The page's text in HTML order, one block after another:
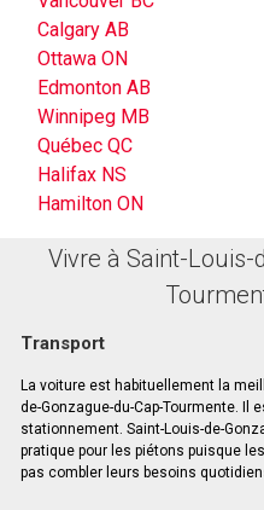
Calgary AB
Ottawa ON
Edmonton AB
Winnipeg MB
Québec QC
Halifax NS
Hamilton ON
Vivre à Saint-
Transport
La voiture est habituellement la
de-Gonzague-du-Cap-Tourmente. Il
stationnement. Saint-Louis-de-
pratique pour les piétons puisque
pas combler leurs besoins